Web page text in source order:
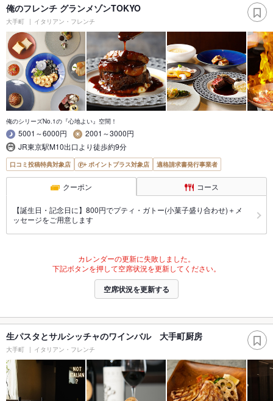
俺のフレンチ グランメゾンTOKYO
大手町 イタリアン・フレンチ
俺のシリーズNo.1の『心地よい』空間！
5001～6000円
2001～3000円
JR東京駅M10出口より徒歩約9分
口コミ投稿特典対象店 ポイントプラス対象店 適格請求書発行事業者
クーポン コース
【誕生日・記念日に】800円でプティ・ガトー(小菓子盛り合わせ)＋メ
ッセージをご用意します
カレンダーの更新に失敗しました。
下記ボタンを押して空席状況を更新してください。
空席状況を更新する
生パスタとサルシッチャのワインバル 大手町厨房
大手町 イタリアン・フレンチ